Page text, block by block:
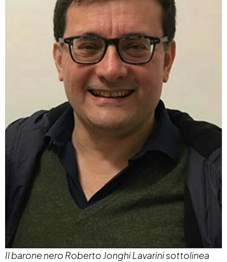
Il barone nero Roberto Jonghi Lavarini sottolinea